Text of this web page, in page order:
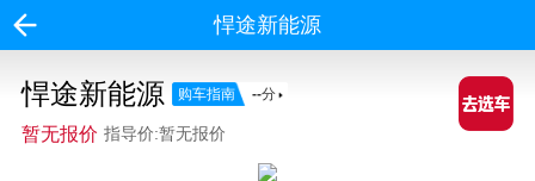
悍途新能源
悍途新能源 购车指南 --分
暂无报价 指导价:暂无报价